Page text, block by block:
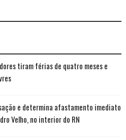
tiram férias de quatro meses e
e determina afastamento imediato
Velho, no interior do RN